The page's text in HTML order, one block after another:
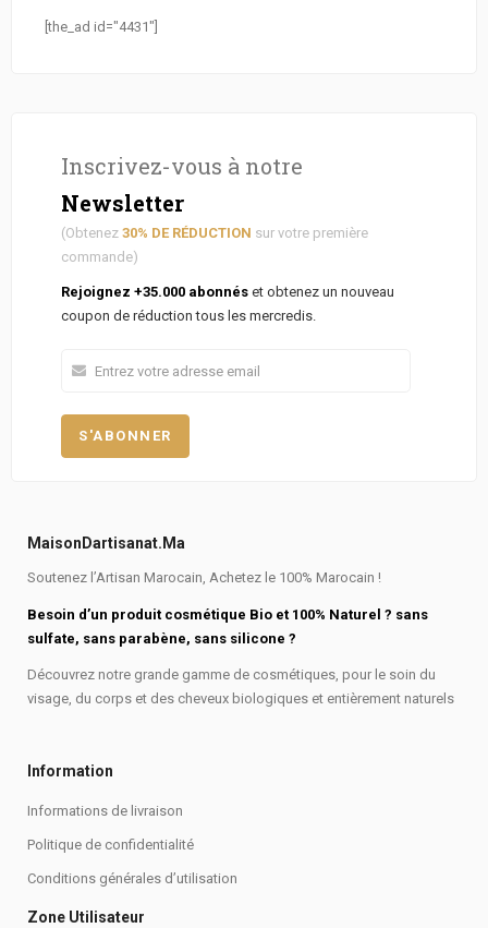
[the_ad id="4431"]
Inscrivez-vous à notre
Newsletter
(Obtenez 30% DE RÉDUCTION sur votre première
commande)
Rejoignez +35.000 abonnés et obtenez un nouveau
coupon de réduction tous les mercredis.
MaisonDartisanat.ma
Soutenez l’Artisan Marocain, Achetez le 100% Marocain !
Besoin d’un produit cosmétique Bio et 100% Naturel ? sans
sulfate, sans parabène, sans silicone ?
Découvrez notre grande gamme de cosmétiques, pour le soin du
visage, du corps et des cheveux biologiques et entièrement naturels
Information
Informations de livraison
Politique de confidentialité
Conditions générales d’utilisation
Zone Utilisateur